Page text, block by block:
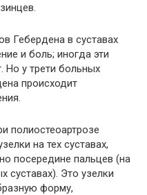
Гебердена в суставах
и боль; иногда эти
Но у трети больных
происходит
полиостеоартрозе
на тех суставах,
посередине пальцев (на
суставах). Это узелки
форму,